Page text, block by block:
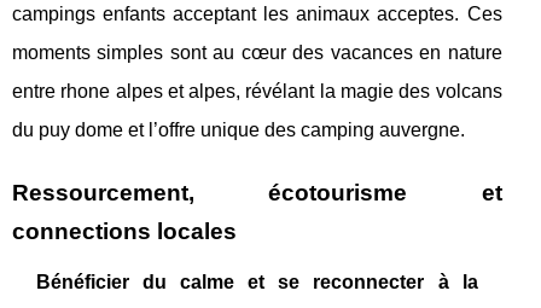
campings enfants acceptant les animaux acceptes. Ces
moments simples sont au cœur des vacances en nature
entre rhone alpes et alpes, révélant la magie des volcans
du puy dome et l’offre unique des camping auvergne.
Ressourcement, écotourisme et
connections locales
Bénéficier du calme et se reconnecter à la